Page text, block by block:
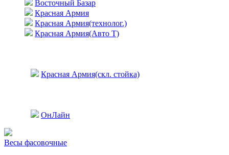
Восточный Базар
Красная Армия
Красная Армия(технолог.)
Красная Армия(Авто Т)
Красная Армия(скл. стойка)
ОнЛайн
Весы фасовочные